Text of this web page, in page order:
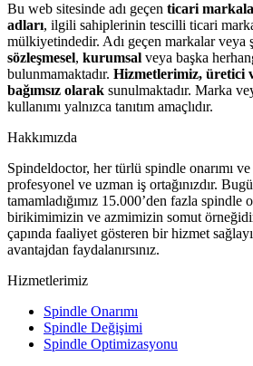
Bu web sitesinde adı geçen ticari
adları, ilgili sahiplerinin tescilli ticari
mülkiyetindedir. Adı geçen markalar veya
sözleşmesel, kurumsal veya başka
bulunmamaktadır. Hizmetlerimiz, üretici
bağımsız olarak sunulmaktadır. Marka
kullanımı yalnızca tanıtım amaçlıdır.
Hakkımızda
Spindeldoctor, her türlü spindle onarımı
profesyonel ve uzman iş ortağınızdır.
tamamladığımız 15.000’den fazla spindle
birikimimizin ve azmimizin somut
çapında faaliyet gösteren bir hizmet
avantajdan faydalanırsınız.
Hizmetlerimiz
Spindle Onarımı
Spindle Değişimi
Spindle Optimizasyonu